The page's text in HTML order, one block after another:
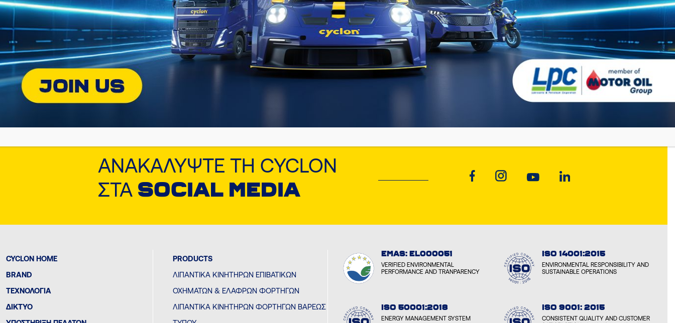
8 Ιουλίου 2022
INNOVA™ COMPLEX/WTR 1,5
ΑΝΑΚΑΛΎΨΤΕ ΤΗ CYCLON
ΣΤΑ SOCIAL MEDIA
CYCLON HOME
BRAND
ΤΕΧΝΟΛΟΓΊΑ
ΔΙΚΤΥΟ
PRODUCTS
ΛΙΠΑΝΤΙΚΆ ΚΙΝΗΤΉΡΩΝ ΕΠΙΒΑΤΙΚΏΝ
ΟΧΗΜΆΤΩΝ & ΕΛΑΦΡΏΝ ΦΟΡΤΗΓΏΝ
ΛΙΠΑΝΤΙΚΆ ΚΙΝΗΤΉΡΩΝ ΦΟΡΤΗΓΏΝ ΒΑΡΈΩΣ
EMAS: EL000051
VERIFIED ENVIRONMENTAL
PERFORMANCE AND TRANPARENCY
ISO 14001:2015
ENVIRONMENTAL RESPONSIBILITY AND
SUSTAINABLE OPERATIONS
ISO 50001:2018
ENERGY MANAGEMENT SYSTEM
ISO 9001: 2015
CONSISTENT QUALITY AND CUSTOMER